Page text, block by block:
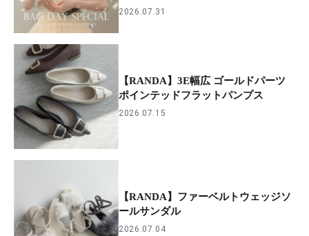
2026.07.31
【RANDA】3E幅広 ゴールドパーツ
ポインテッドフラットパンプス
2026.07.15
【RANDA】ファーベルトウェッジソ
ールサンダル
2026.07.04